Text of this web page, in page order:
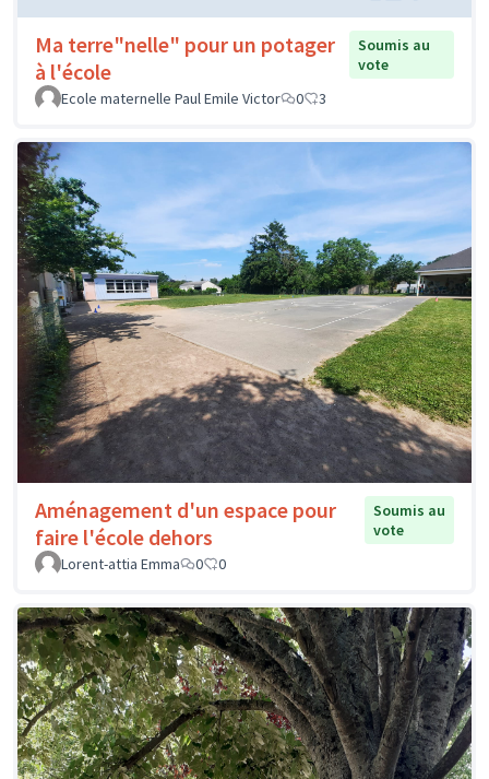
Ma terre"nelle" pour un potager
à l'école
Soumis au
vote
Ecole maternelle Paul Emile Victor
0 3
Aménagement d'un espace pour
faire l'école dehors
Soumis au
vote
Lorent-attia Emma
0 0